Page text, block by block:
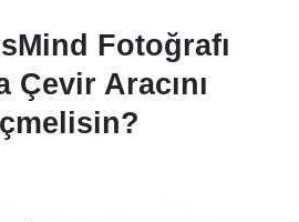
Fotoğrafı
Çevir Aracını